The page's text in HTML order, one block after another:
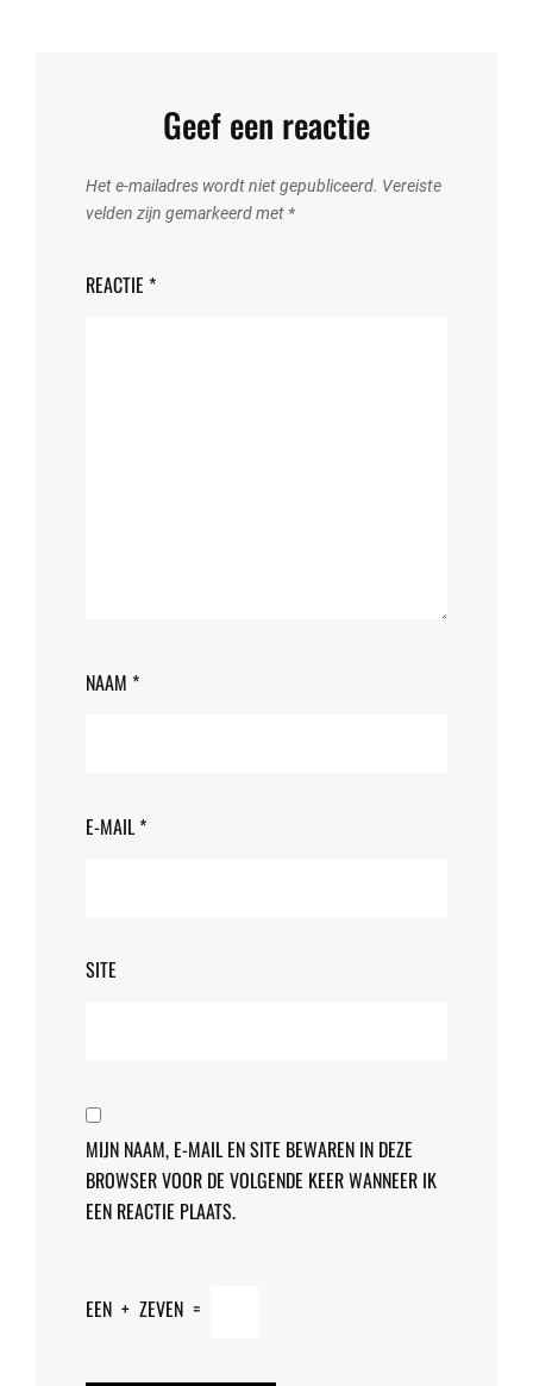
Geef een reactie
Het e-mailadres wordt niet gepubliceerd. Vereiste
velden zijn gemarkeerd met *
REACTIE *
NAAM *
E-MAIL *
SITE
MIJN NAAM, E-MAIL EN SITE BEWAREN IN DEZE
BROWSER VOOR DE VOLGENDE KEER WANNEER IK
EEN REACTIE PLAATS.
EEN + ZEVEN =